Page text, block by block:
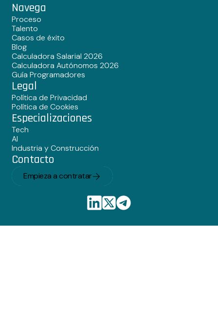
Navega
Proceso
Talento
Casos de éxito
Blog
Calculadora Salarial 2026
Calculadora Autónomos 2026
Guía Programadores
Legal
Política de Privacidad
Política de Cookies
Especializaciones
Tech
AI
Industria y Construcción
Contacto
Empieza a contratar